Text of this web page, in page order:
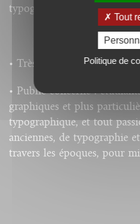
typographes, dont
• Très nombreuses
• Public concerné :
graphiques et plus
typographique, et tout
anciennes, de typographie
travers les époques, pour
Tout
Politique de